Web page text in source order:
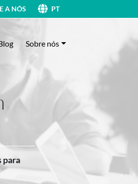
A NÓS PT
Sobre nós
para